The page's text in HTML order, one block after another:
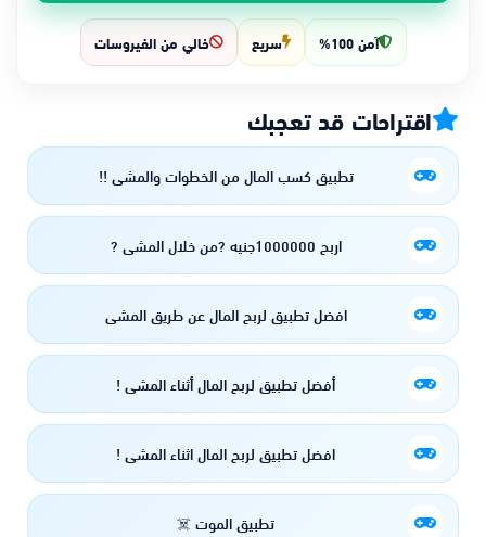
آمن 100% سريع خالي من الفيروسات
اقتراحات قد تعجبك
تطبيق كسب المال من الخطوات والمشي !!
اربح 1000000جنيه ?من خلال المشي ?
افضل تطبيق لربح المال عن طريق المشى
أفضل تطبيق لربح المال أثناء المشى !
افضل تطبيق لربح المال اثناء المشي !
تطبيق الموت ☠️